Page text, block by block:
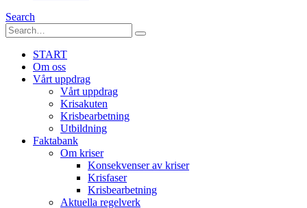
Search
START
Om oss
Vårt uppdrag
Vårt uppdrag
Krisakuten
Krisbearbetning
Utbildning
Faktabank
Om kriser
Konsekvenser av kriser
Krisfaser
Krisbearbetning
Aktuella regelverk